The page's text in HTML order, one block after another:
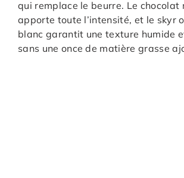
qui remplace le beurre. Le chocolat
apporte toute l’intensité, et le skyr
blanc garantit une texture humide
sans une once de matière grasse